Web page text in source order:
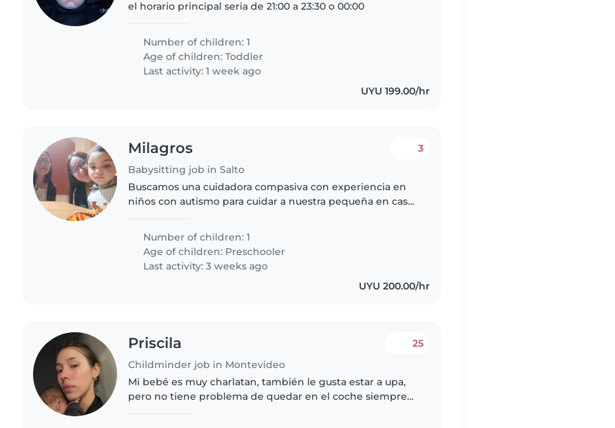
el horario principal seria de 21:00 a 23:30 o 00:00
Number of children: 1
Age of children:Toddler
Last activity: 1 week ago
UYU 199.00/hr
Milagros
Babysitting job in Salto
3
Buscamos una cuidadora compasiva con experiencia en
niños con autismo para cuidar a nuestra pequeña en casa.
disfrute de mascotas..
Number of children: 1
Age of children: Preschooler
Last activity: 3 weeks ago
UYU 200.00/hr
Priscila
Childminder job in Montevideo
25
Mi bebé es muy charlatan, también le gusta estar a upa,
pero no tiene problema de quedar en el coche siempre